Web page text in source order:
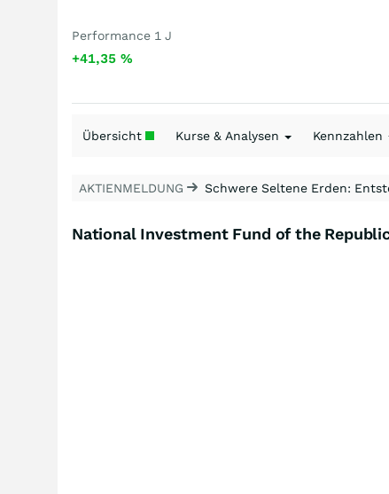
Performance 1 J
+41,35 %
Übersicht Kurse & Analysen Kennzahlen
AKTIENMELDUNG Schwere Seltene Erden:
National Investment Fund of the